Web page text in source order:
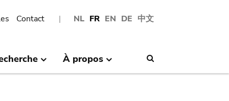
NL FR EN DE 中文
Contact
À propos